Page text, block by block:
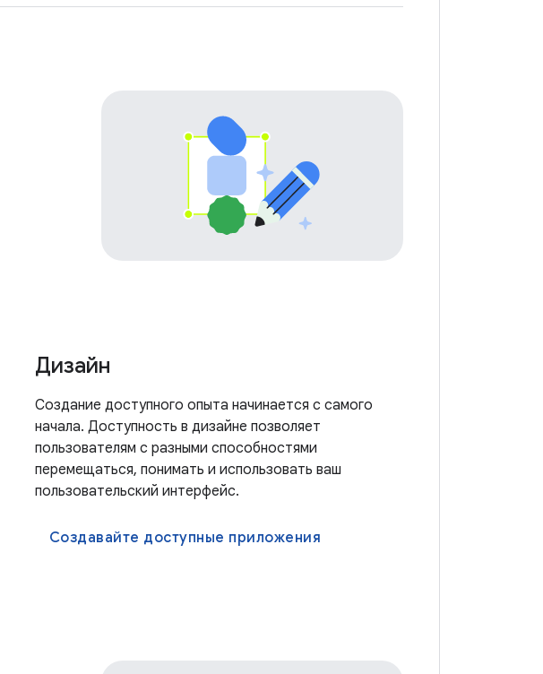
Дизайн
Создание доступного опыта начинается с самого
начала. Доступность в дизайне позволяет
пользователям с разными способностями
перемещаться, понимать и использовать ваш
пользовательский интерфейс.
Создавайте доступные приложения